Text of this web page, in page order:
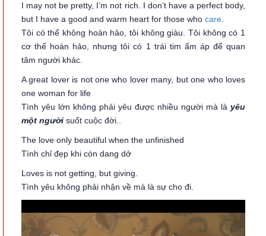
I may not be pretty, I’m not rich. I don’t have a perfect body,
but I have a good and warm heart for those who care
Tôi có thể không hoàn hảo, tôi không giàu. Tôi không có 1
cơ thể hoàn hảo, nhưng tôi có 1 trái tim ấm áp để quan
tâm người khác.
A great lover is not one who lover many, but one who loves
one woman for life
Tình yêu lớn không phải yêu được nhiều người mà là yêu
một người suốt cuộc đời..
The love only beautiful when the unfinished
Tình chỉ đẹp khi còn dang dở
Loves is not getting, but giving.
Tình yêu không phải nhận về mà là sự cho đi.